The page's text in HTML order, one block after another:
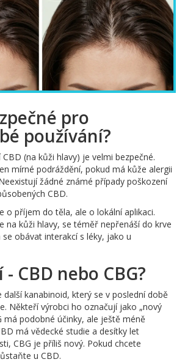
pro
používání?
(na kůži hlavy) je velmi bezpečné.
mírné podráždění, pokud má kůže alergii
žádné známé případy poškození
CBD.
o příjem do těla, ale o lokální aplikaci.
na kůži hlavy, se téměř nepřenáší do krve
obávat interakcí s léky, jako u
CBD nebo CBG?
další kanabinoid, který se v poslední době
Někteří výrobci ho označují jako „nový
má podobné účinky, ale ještě méně
má vědecké studie a desítky let
CBG je příliš nový. Pokud chcete
u CBD.